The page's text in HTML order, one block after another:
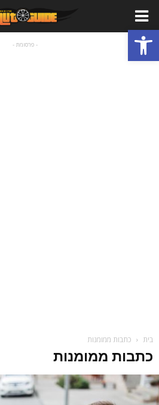
פתח סרגל נגישות - פרסומת -
בית כתבות ממומנות
כתבות ממומנות